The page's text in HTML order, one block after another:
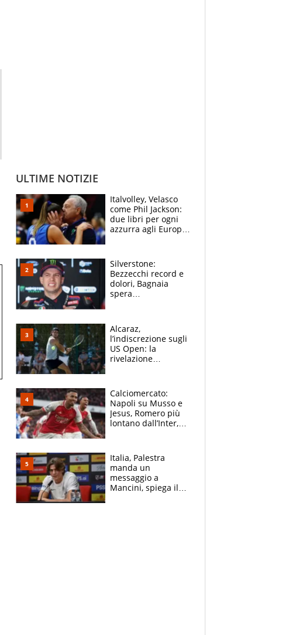
ULTIME NOTIZIE
Italvolley, Velasco
come Phil Jackson:
due libri per ogni
azzurra agli Europei.
Silverstone:
Bezzecchi record e
dolori, Bagnaia
spera
e vota Aprilia
Alcaraz,
l’indiscrezione sugli
US Open: la
rivelazione
B. Rune verso la
rinuncia
Calciomercato:
Napoli su Musso e
Jesus, Romero più
lontano dall’Inter,
tabellone
Italia, Palestra
manda un
messaggio a
Mancini, spiega il